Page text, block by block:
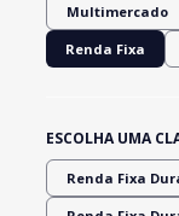
Multimercado
Renda Fixa
ESCOLHA UMA
Renda Fixa